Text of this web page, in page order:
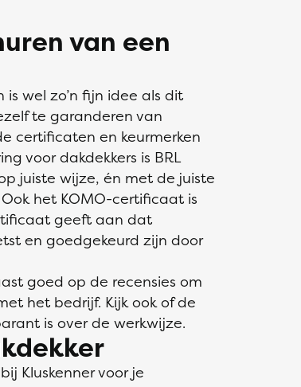
van een
wel zo’n fijn idee als dit
te garanderen van
certificaten en keurmerken
voor dakdekkers is BRL
juiste wijze, én met de juiste
het KOMO-certificaat is
geeft aan dat
en goedgekeurd zijn door
goed op de recensies om
het bedrijf. Kijk ook of de
is over de werkwijze.
Kluskenner voor je